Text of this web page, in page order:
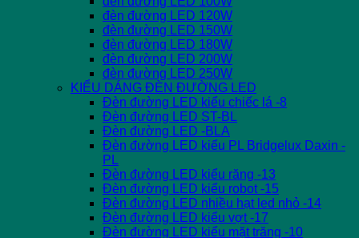
đèn đường LED 120W
đèn đường LED 150W
đèn đường LED 180W
đèn đường LED 200W
đèn đường LED 250W
KIỂU DÁNG ĐÈN ĐƯỜNG LED
Đèn đường LED kiểu chiếc lá -8
Đèn đường LED ST-BL
Đèn đường LED -BLA
Đèn đường LED kiểu PL Bridgelux Daxin -
PL
Đèn đường LED kiểu răng -13
Đèn đường LED kiểu robot -15
Đèn đường LED nhiều hạt led nhỏ -14
Đèn đường LED kiểu vợt -17
Đèn đường LED kiểu mặt trăng -10